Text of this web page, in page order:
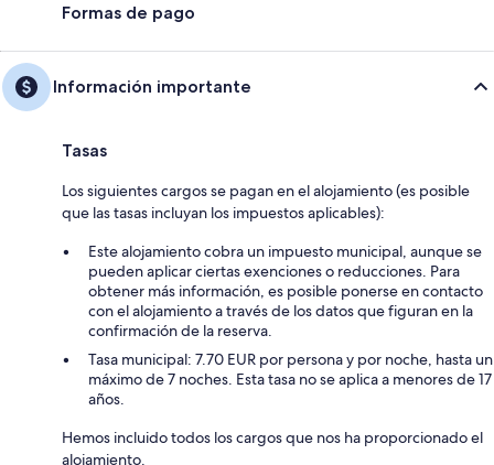
Formas de pago
Información importante
Tasas
Los siguientes cargos se pagan en el alojamiento (es posible
que las tasas incluyan los impuestos aplicables):
Este alojamiento cobra un impuesto municipal, aunque se
pueden aplicar ciertas exenciones o reducciones. Para
obtener más información, es posible ponerse en contacto
con el alojamiento a través de los datos que figuran en la
confirmación de la reserva.
Tasa municipal: 7.70 EUR por persona y por noche, hasta un
máximo de 7 noches. Esta tasa no se aplica a menores de 17
años.
Hemos incluido todos los cargos que nos ha proporcionado el
alojamiento.